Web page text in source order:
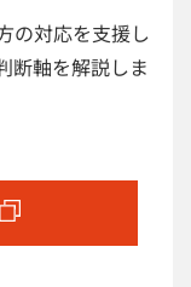
の対応を支援し
断軸を解説しま